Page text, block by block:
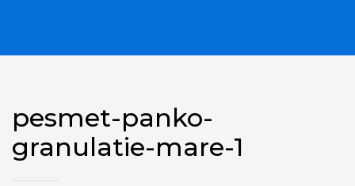
pesmet-panko-
granulatie-mare-1